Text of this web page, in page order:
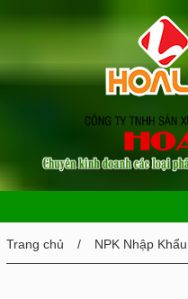
Trang chủ NPK Nhập Khẩu